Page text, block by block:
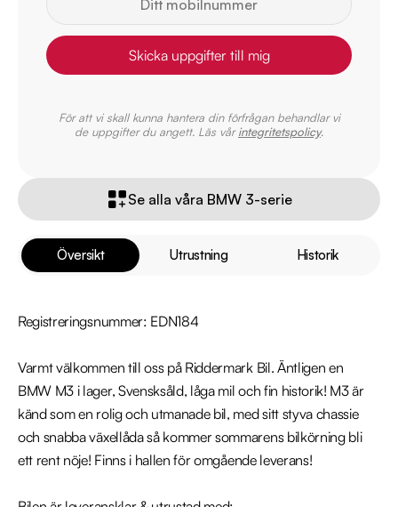
Översikt Utrustning Historik
Registreringsnummer: EDN184
Varmt välkommen till oss på Riddermark Bil. Äntligen en
BMW M3 i lager, Svensksåld, låga mil och fin historik! M3 är
känd som en rolig och utmanade bil, med sitt styva chassie
och snabba växellåda så kommer sommarens bilkörning bli
ett rent nöje! Finns i hallen för omgående leverans!
Skicka uppgifter till mig
För att vi skall kunna hantera din förfrågan behandlar vi
de uppgifter du angett. Läs vårintegritetspolicy.
Se alla våra BMW 3-serie